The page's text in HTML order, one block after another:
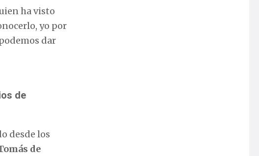
ha visto
yo por
dar
de
desde los
de